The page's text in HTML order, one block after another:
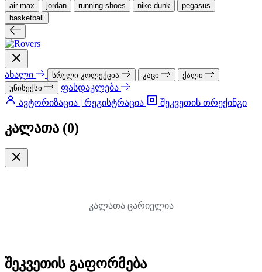
air max jordan running shoes nike dunk
pegasus
basketball
ახალი სრული კოლექცია კაცი
ქალი
უნისექსი
ფასდაკლება
ავტორიზაცია | რეგისტრაცია
შეკვეთის თრექინგი
კალათა (0)
კალათა ცარიელია
შეკვეთის გაფორმება